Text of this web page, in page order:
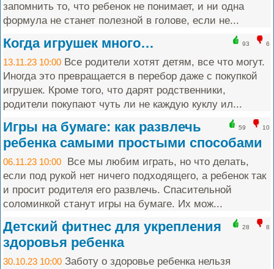
запомнить то, что ребенок не понимает, и ни одна
формула не станет полезной в голове, если не...
93 6
Когда игрушек много…
13.11.23 10:00 Все родители хотят детям, все что могут.
Иногда это превращается в перебор даже с покупкой
игрушек. Кроме того, что дарят родственники,
родители покупают чуть ли не каждую куклу ил...
59 10
Игры на бумаге: как развлечь
ребенка самыми простыми способами
06.11.23 10:00 Все мы любим играть, но что делать,
если под рукой нет ничего подходящего, а ребенок так
и просит родителя его развлечь. Спасительной
соломинкой станут игры на бумаге. Их мож...
28 8
Детский фитнес для укрепления
здоровья ребенка
30.10.23 10:00 Заботу о здоровье ребенка нельзя